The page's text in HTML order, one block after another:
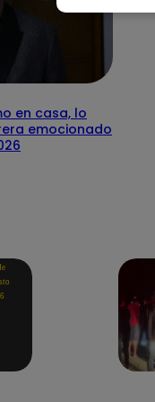
en casa, lo
emocionado